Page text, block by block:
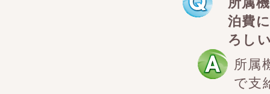
泊費
ろし
所属
で支